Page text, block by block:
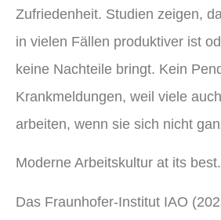
Zufriedenheit. Studien zeigen,
in vielen Fällen produktiver ist
keine Nachteile bringt. Kein
Krankmeldungen, weil viele
arbeiten, wenn sie sich nicht
Moderne Arbeitskultur at its
Das Fraunhofer-Institut IAO